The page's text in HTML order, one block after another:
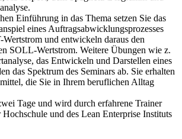
Einführung in das Thema setzen Sie das
eines Auftragsabwicklungsprozesses
Wertstrom und entwickeln daraus den
SOLL-Wertstrom. Weitere Übungen wie z.
das Entwickeln und Darstellen eines
das Spektrum des Seminars ab. Sie erhalten
die Sie in Ihrem beruflichen Alltag
Tage und wird durch erfahrene Trainer
Hochschule und des Lean Enterprise Instituts